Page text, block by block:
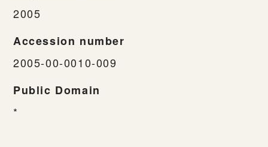
2005
Accession number
2005-00-0010-009
Public Domain
*